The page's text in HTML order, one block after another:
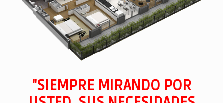
"SIEMPRE MIRANDO POR